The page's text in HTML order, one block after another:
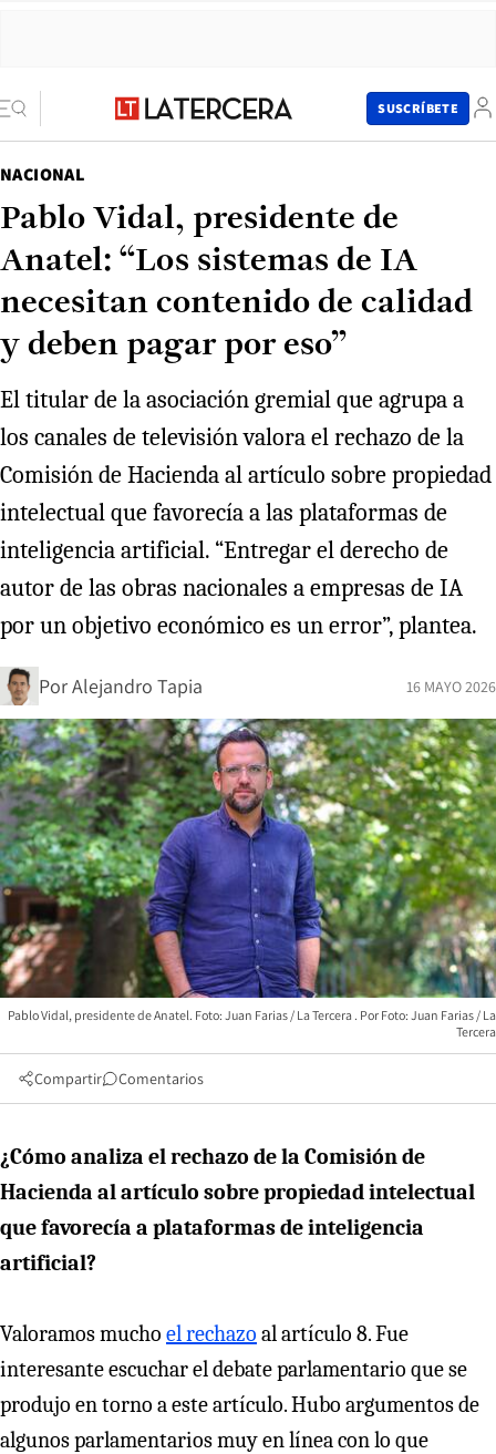
SUSCRÍBETE
NACIONAL
Pablo Vidal, presidente de
Anatel: “Los sistemas de IA
necesitan contenido de calidad
y deben pagar por eso”
El titular de la asociación gremial que agrupa a
los canales de televisión valora el rechazo de la
Comisión de Hacienda al artículo sobre propiedad
intelectual que favorecía a las plataformas de
inteligencia artificial. “Entregar el derecho de
autor de las obras nacionales a empresas de IA
por un objetivo económico es un error”, plantea.
PorAlejandro Tapia 16 MAYO 2026
Pablo Vidal, presidente de Anatel. Foto: Juan Farias / La Tercera
Foto: Juan Farias / La
Tercera
Compartir Comentarios
¿Cómo analiza el rechazo de la Comisión de
Hacienda al artículo sobre propiedad intelectual
que favorecía a plataformas de inteligencia
artificial?
Valoramos mucho el rechazo al artículo 8. Fue
interesante escuchar el debate parlamentario que se
produjo en torno a este artículo. Hubo argumentos de
algunos parlamentarios muy en línea con lo que